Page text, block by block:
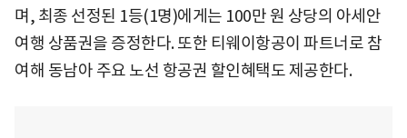
며, 최종 선정된 1등(1명)에게는 100만 원 상당의 아세안
여행 상품권을 증정한다. 또한 티웨이항공이 파트너로 참
여해 동남아 주요 노선 항공권 할인혜택도 제공한다.